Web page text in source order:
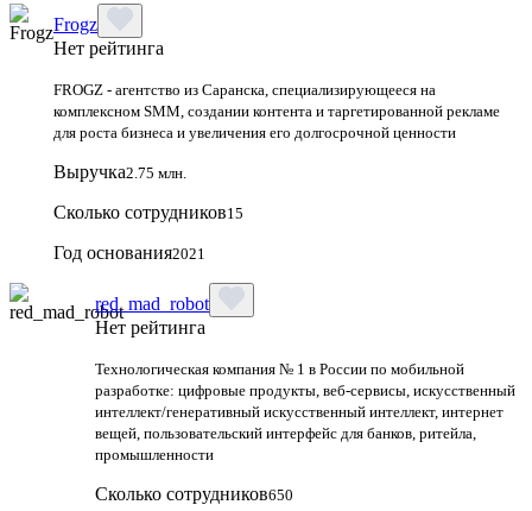
Frogz
Нет рейтинга
FROGZ - агентство из Саранска, специализирующееся на
комплексном SMM, создании контента и таргетированной рекламе
для роста бизнеса и увеличения его долгосрочной ценности
Выручка2.75 млн.
Сколько сотрудников15
Год основания2021
red_mad_robot
Нет рейтинга
Технологическая компания № 1 в России по мобильной
разработке: цифровые продукты, веб-сервисы, искусственный
интеллект/генеративный искусственный интеллект, интернет
вещей, пользовательский интерфейс для банков, ритейла,
промышленности
Сколько сотрудников650